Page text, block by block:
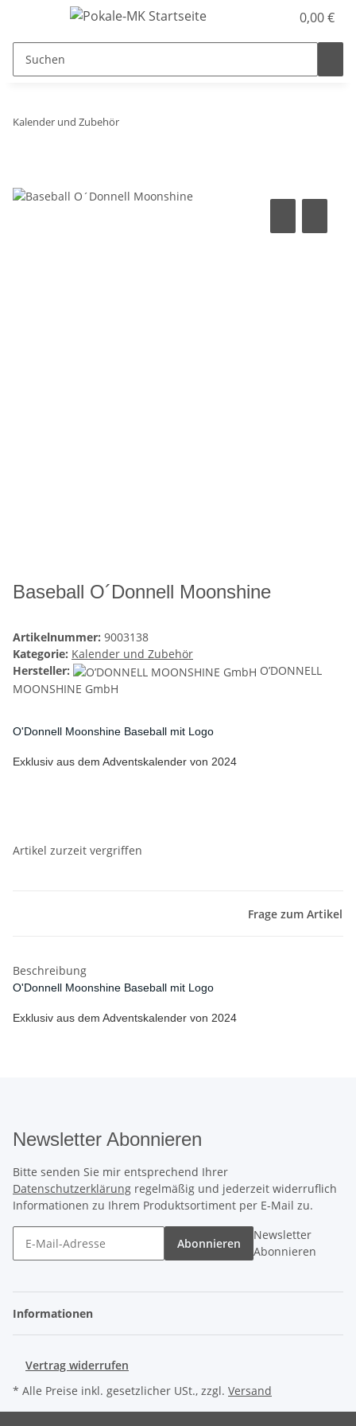
0,00 €
Kalender und Zubehör
Baseball O´Donnell Moonshine
Artikelnummer: 9003138
Kategorie: Kalender und Zubehör
Hersteller:
O’DONNELL
MOONSHINE GmbH
O'Donnell Moonshine Baseball mit Logo
Exklusiv aus dem Adventskalender von 2024
Artikel zurzeit vergriffen
Frage zum Artikel
Beschreibung
O'Donnell Moonshine Baseball mit Logo
Exklusiv aus dem Adventskalender von 2024
Newsletter Abonnieren
Bitte senden Sie mir entsprechend Ihrer
Datenschutzerklärung regelmäßig und jederzeit widerruflich
Informationen zu Ihrem Produktsortiment per E-Mail zu.
Abonnieren
Newsletter
Abonnieren
Informationen
Vertrag widerrufen
* Alle Preise inkl. gesetzlicher USt., zzgl. Versand